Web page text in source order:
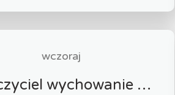
wczoraj
Nauczyciel wychowanie fizycznego (k/m)